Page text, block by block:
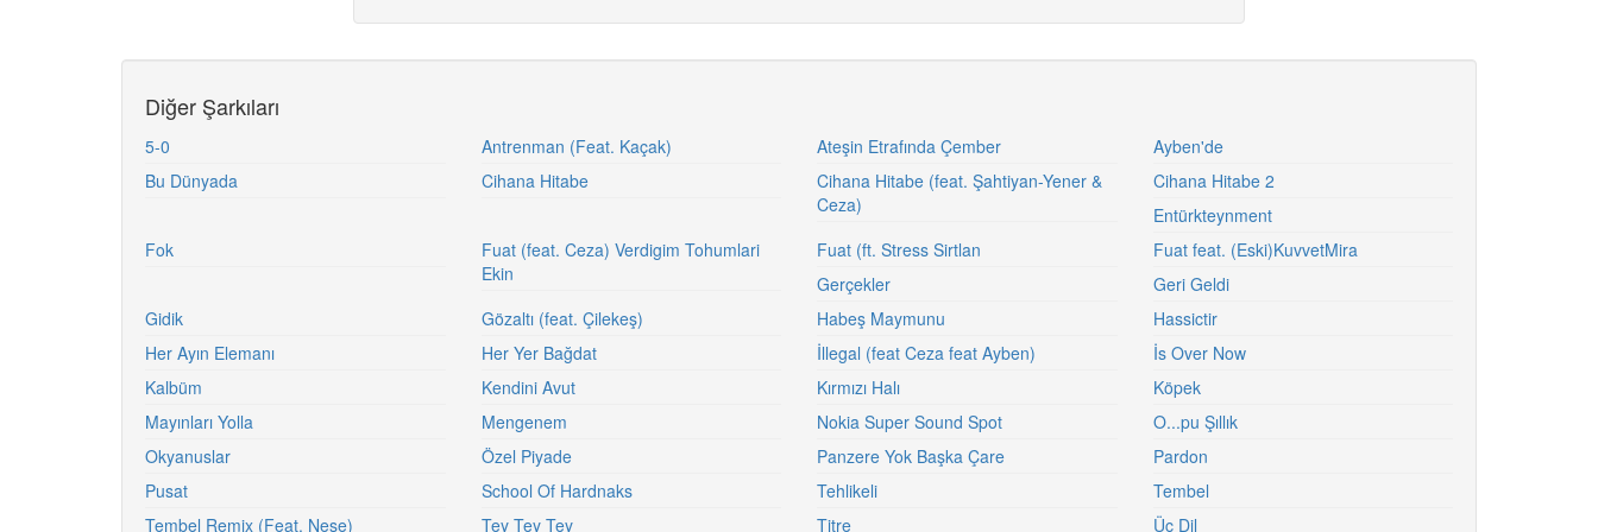
Diğer Şarkıları
5-0 Antrenman (Feat. Kaçak) Ateşin Etrafında Çember
Ayben'de
Bu Dünyada
Cihana Hitabe
Cihana Hitabe (feat. Şahtiyan-Yener &
Ceza)
Cihana Hitabe 2
Entürkteynment
Fok
Fuat (feat. Ceza) Verdigim Tohumlari
Ekin
Fuat (ft. Stress Sirtlan
Fuat feat. (Eski)KuvvetMira
Gerçekler
Geri Geldi
Gidik
Gözaltı (feat. Çilekeş) Habeş Maymunu
Hassictir
Her Ayın Elemanı
Her Yer Bağdat İllegal (feat Ceza feat Ayben)
İs Over Now
Kalbüm
Kendini Avut Kırmızı Halı
Köpek
Mayınları Yolla
Mengenem Nokia Super Sound Spot
O...pu Şıllık
Okyanuslar
Özel Piyade Panzere Yok Başka Çare
Pardon
Pusat
School Of Hardnaks Tehlikeli
Tembel
Tembel Remix (Feat. Neşe)
Tey Tey Tey Titre Üç Dil